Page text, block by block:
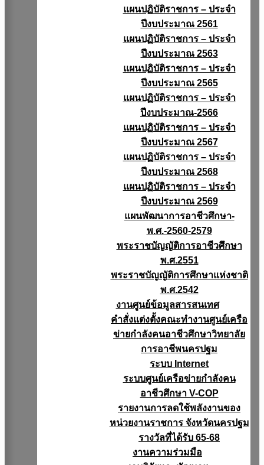
แผนปฏิบัติราชการ – ประจำ
ปีงบประมาณ 2561
แผนปฏิบัติราชการ – ประจำ
ปีงบประมาณ 2563
แผนปฏิบัติราชการ – ประจำ
ปีงบประมาณ 2565
แผนปฏิบัติราชการ – ประจำ
ปีงบประมาณ-2566
แผนปฏิบัติราชการ – ประจำ
ปีงบประมาณ 2567
แผนปฏิบัติราชการ – ประจำ
ปีงบประมาณ 2568
แผนปฏิบัติราชการ – ประจำ
ปีงบประมาณ 2569
แผนพัฒนาการอาชีวศึกษา-
พ.ศ.-2560-2579
พระราชบัญญัติการอาชีวศึกษา
พ.ศ.2551
พระราชบัญญัติการศึกษาแห่งชาติ
พ.ศ.2542
งานศูนย์ข้อมูลสารสนเทศ
คำสั่งแต่งตั้งคณะทำงานศูนย์เครือ
ข่ายกำลังคนอาชีวศึกษาวิทยาลัย
การอาชีพนครปฐม
ระบบ Internet
ระบบศูนย์เครือข่ายกำลังคน
อาชีวศึกษา V-COP
รายงานการลดใช้พลังงานของ
หน่วยงานราชการ จังหวัดนครปฐม
รางวัลที่ได้รับ 65-68
งานความร่วมมือ